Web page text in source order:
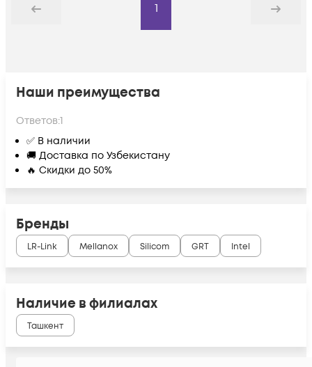
Назад
1
Дальше
Наши преимущества
Ответов:1
✅ В наличии
🚚 Доставка по Узбекистану
🔥 Скидки до 50%
Бренды
LR-Link Mellanox Silicom GRT Intel
Наличие в филиалах
Ташкент